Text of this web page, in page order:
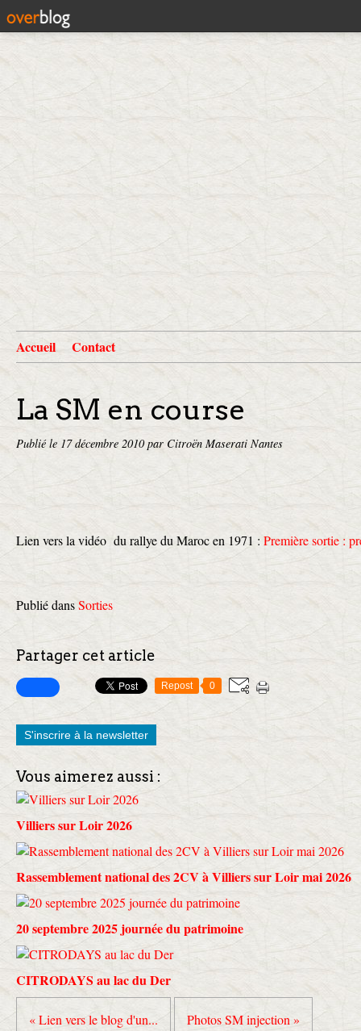
Accueil Contact
La SM en course
Publié le 17 décembre 2010par Citroën Maserati Nantes
Lien vers la vidéo du rallye du Maroc en 1971 : Première sortie :
Publié dansSorties
Partager cet article
Repost 0
S'inscrire à la newsletter
Vous aimerez aussi :
Villiers sur Loir 2026
Rassemblement national des 2CV à Villiers sur Loir mai 2026
20 septembre 2025 journée du patrimoine
CITRODAYS au lac du Der
« Lien vers le blog d'un... Photos SM injection »